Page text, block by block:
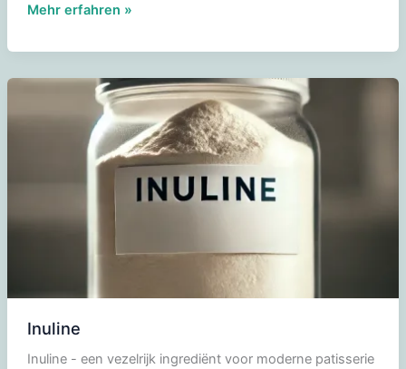
Dextrose
Mehr erfahren »
Inuline
Inuline - een vezelrijk ingrediënt voor moderne patisserie